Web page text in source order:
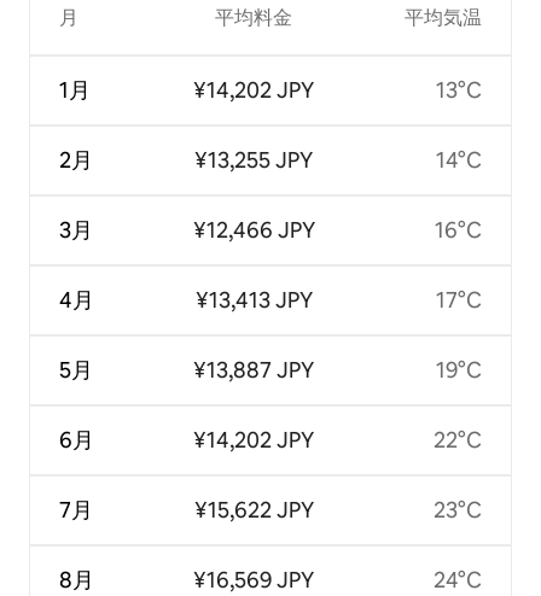
月
1月
2月
3月
4月
5月
6月
7月
8月
平均料金
¥14,202 JPY
¥13,255 JPY
¥12,466 JPY
¥13,413 JPY
¥13,887 JPY
¥14,202 JPY
¥15,622 JPY
¥16,569 JPY
平均気温
13°C
14°C
16°C
17°C
19°C
22°C
23°C
24°C